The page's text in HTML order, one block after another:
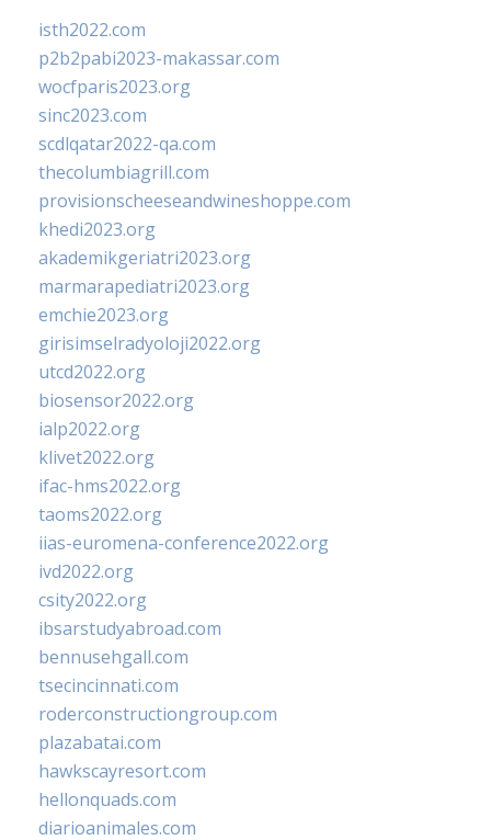
isth2022.com
p2b2pabi2023-makassar.com
wocfparis2023.org
sinc2023.com
scdlqatar2022-qa.com
thecolumbiagrill.com
provisionscheeseandwineshoppe.com
khedi2023.org
akademikgeriatri2023.org
marmarapediatri2023.org
emchie2023.org
girisimselradyoloji2022.org
utcd2022.org
biosensor2022.org
ialp2022.org
klivet2022.org
ifac-hms2022.org
taoms2022.org
iias-euromena-conference2022.org
ivd2022.org
csity2022.org
ibsarstudyabroad.com
bennusehgall.com
tsecincinnati.com
roderconstructiongroup.com
plazabatai.com
hawkscayresort.com
hellonquads.com
diarioanimales.com